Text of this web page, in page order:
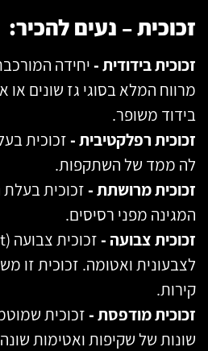
זכוכית – נעים להכיר:
זכוכית בידודית -יחידה
מרווח המלא בסוגי גז שונים או
בידוד משופר.
זכוכית רפלקטיבית -זכוכית
לה ממד של השתקפות.
זכוכית מרושתת -זכוכית
המגינה מפני רסיסים.
זכוכית צבועה -
לצבעונית ואטומה. זכוכית זו
קירות.
זכוכית מודפסת -זכוכית
שונות של שקיפות ואטימות